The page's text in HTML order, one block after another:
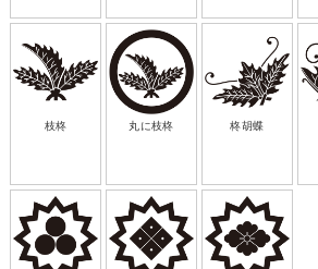
枝柊 丸に枝柊 柊胡蝶